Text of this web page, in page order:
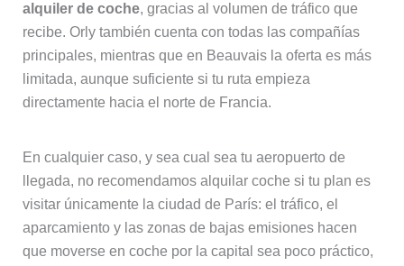
alquiler de coche, gracias al volumen de tráfico que
recibe. Orly también cuenta con todas las compañías
principales, mientras que en Beauvais la oferta es más
limitada, aunque suficiente si tu ruta empieza
directamente hacia el norte de Francia.
En cualquier caso, y sea cual sea tu aeropuerto de
llegada, no recomendamos alquilar coche si tu plan es
visitar únicamente la ciudad de París: el tráfico, el
aparcamiento y las zonas de bajas emisiones hacen
que moverse en coche por la capital sea poco práctico,